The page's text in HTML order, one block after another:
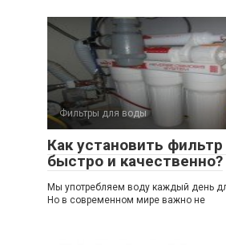
Фильтры для воды
Как установить
быстро и качественно?
Мы употребляем воду каждый день
Но в современном мире важно не